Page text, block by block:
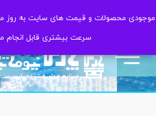
موجودی محصولات و قیمت های سایت به روز
سرعت بیشتری قابل انجام
موجودی محصولات و قیمت های سایت به روز
سرعت بیشتری قابل انجام